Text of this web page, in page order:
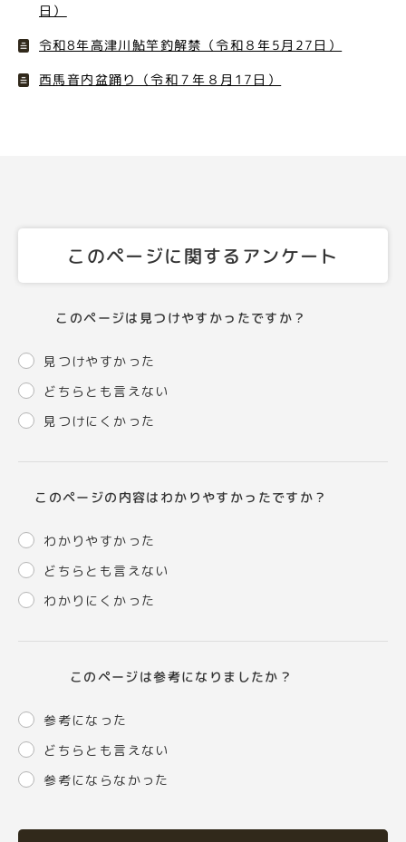
日）
令和8年高津川鮎竿釣解禁（令和８年5月27日）
西馬音内盆踊り（令和７年８月17日）
このページに関するアンケート
このページは見つけやすかったですか？
見つけやすかった
どちらとも言えない
見つけにくかった
このページの内容はわかりやすかったですか？
わかりやすかった
どちらとも言えない
わかりにくかった
このページは参考になりましたか？
参考になった
どちらとも言えない
参考にならなかった